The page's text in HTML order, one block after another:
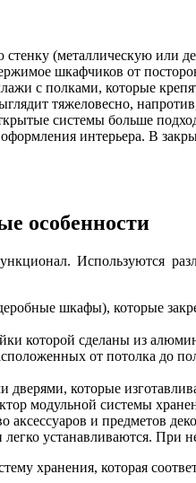
(металлическую или
шкафчиков от
с полками, которые
тяжеловесно,
системы больше
интерьера. В
особенности
Используются
шкафы), которые
которой сделаны из
от потолка до
которые
модульной системы
аксессуаров и предметов
устанавливаются.
хранения, которая